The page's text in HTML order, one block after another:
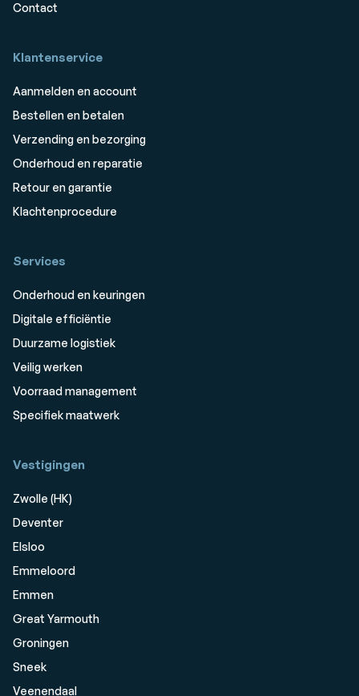
Contact
Klantenservice
Aanmelden en account
Bestellen en betalen
Verzending en bezorging
Onderhoud en reparatie
Retour en garantie
Klachtenprocedure
Services
Onderhoud en keuringen
Digitale efficiëntie
Duurzame logistiek
Veilig werken
Voorraad management
Specifiek maatwerk
Vestigingen
Zwolle (HK)
Deventer
Elsloo
Emmeloord
Emmen
Great Yarmouth
Groningen
Sneek
Veenendaal